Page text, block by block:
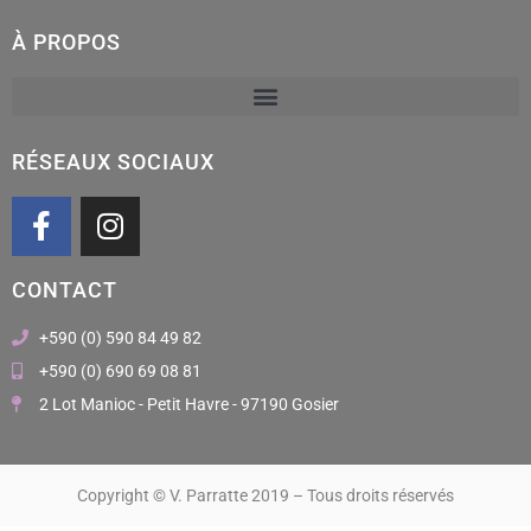
À PROPOS
RÉSEAUX SOCIAUX
F
a
e
b
o
o
k
I
n
t
a
g
r
a
CONTACT
+590 (0) 590 84 49 82
+590 (0) 690 69 08 81
2 Lot Manioc - Petit Havre - 97190 Gosier
Copyright © V. Parratte 2019 – Tous droits réservés